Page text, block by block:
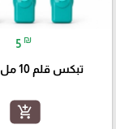
5 ₪
تبكس قلم 10 مل OVAL
add_shopping_cart